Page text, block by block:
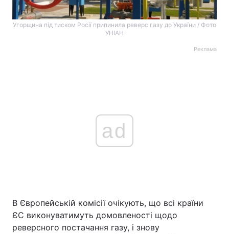
Угорщина під тиском Росії припинила реверс газу до України / Фото
УНІАН
Реклама
ad
В Європейській комісії очікують, що всі країни
ЄС виконуватимуть домовленості щодо
реверсного постачання газу, і знову